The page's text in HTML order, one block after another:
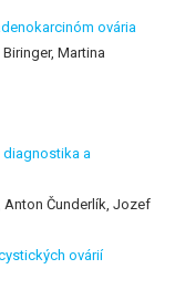
ovária
Martina
diagnostika a
Anton Čunderlík, Jozef
ovárií